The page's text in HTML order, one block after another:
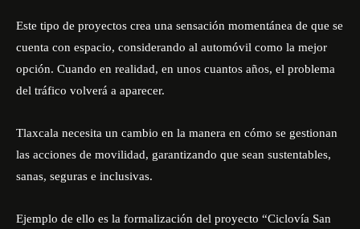
Este tipo de proyectos crea una sensación momentánea de que se
cuenta con espacio, considerando al automóvil como la mejor
opción. Cuando en realidad, en unos cuantos años, el problema
del tráfico volverá a aparecer.
Tlaxcala necesita un cambio en la manera en cómo se gestionan
las acciones de movilidad, garantizando que sean sustentables,
sanas, seguras e inclusivas.
Ejemplo de ello es la formalización del proyecto “Ciclovía San